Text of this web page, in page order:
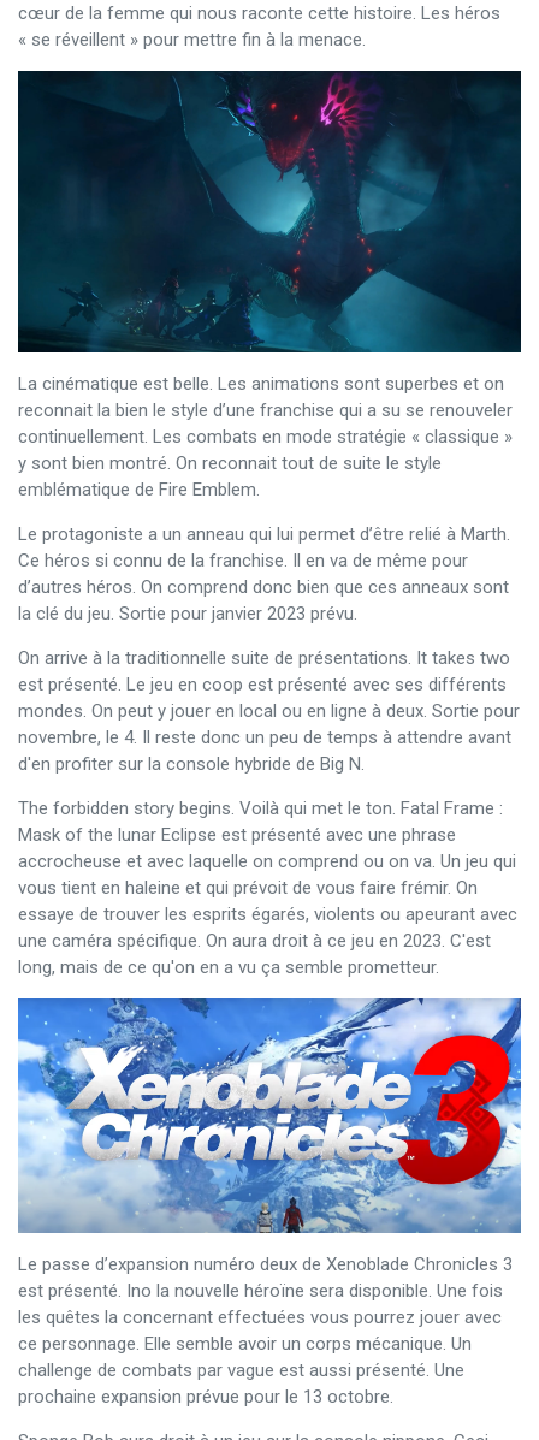
cœur de la femme qui nous raconte cette histoire. Les héros
« se réveillent » pour mettre fin à la menace.
La cinématique est belle. Les animations sont superbes et on
reconnait la bien le style d’une franchise qui a su se renouveler
continuellement. Les combats en mode stratégie « classique »
y sont bien montré. On reconnait tout de suite le style
emblématique de Fire Emblem.
Le protagoniste a un anneau qui lui permet d’être relié à Marth.
Ce héros si connu de la franchise. Il en va de même pour
d’autres héros. On comprend donc bien que ces anneaux sont
la clé du jeu. Sortie pour janvier 2023 prévu.
On arrive à la traditionnelle suite de présentations. It takes two
est présenté. Le jeu en coop est présenté avec ses différents
mondes. On peut y jouer en local ou en ligne à deux. Sortie pour
novembre, le 4. Il reste donc un peu de temps à attendre avant
d'en profiter sur la console hybride de Big N.
The forbidden story begins. Voilà qui met le ton. Fatal Frame :
Mask of the lunar Eclipse est présenté avec une phrase
accrocheuse et avec laquelle on comprend ou on va. Un jeu qui
vous tient en haleine et qui prévoit de vous faire frémir. On
essaye de trouver les esprits égarés, violents ou apeurant avec
une caméra spécifique. On aura droit à ce jeu en 2023. C'est
long, mais de ce qu'on en a vu ça semble prometteur.
Le passe d’expansion numéro deux de Xenoblade Chronicles 3
est présenté. Ino la nouvelle héroïne sera disponible. Une fois
les quêtes la concernant effectuées vous pourrez jouer avec
ce personnage. Elle semble avoir un corps mécanique. Un
challenge de combats par vague est aussi présenté. Une
prochaine expansion prévue pour le 13 octobre.